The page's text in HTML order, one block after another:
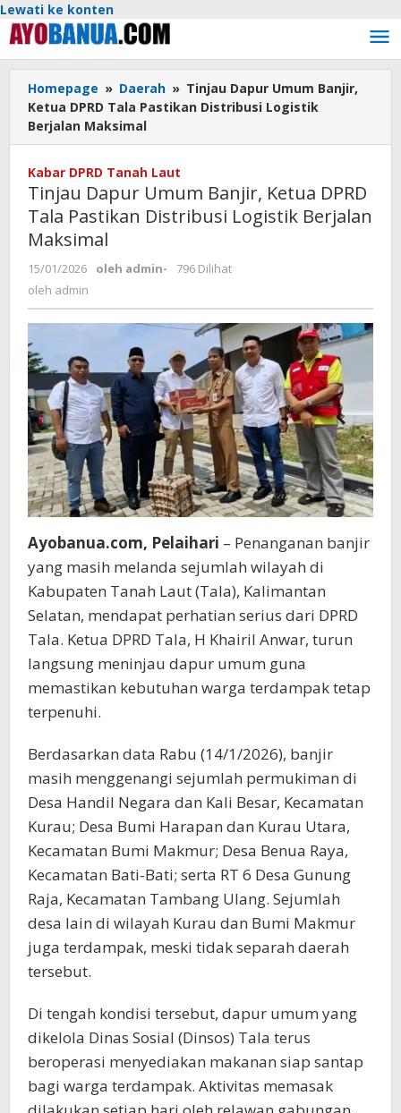
Lewati ke konten
Homepage » Daerah » Tinjau Dapur Umum Banjir,
Ketua DPRD Tala Pastikan Distribusi Logistik
Berjalan Maksimal
Kabar DPRD Tanah Laut
Tinjau Dapur Umum Banjir, Ketua DPRD
Tala Pastikan Distribusi Logistik Berjalan
Maksimal
15/01/2026 oleh admin-
796 Dilihat
oleh admin
Ayobanua.com, Pelaihari – Penanganan banjir
yang masih melanda sejumlah wilayah di
Kabupaten Tanah Laut (Tala), Kalimantan
Selatan, mendapat perhatian serius dari DPRD
Tala. Ketua DPRD Tala, H Khairil Anwar, turun
langsung meninjau dapur umum guna
memastikan kebutuhan warga terdampak tetap
terpenuhi.
Berdasarkan data Rabu (14/1/2026), banjir
masih menggenangi sejumlah permukiman di
Desa Handil Negara dan Kali Besar, Kecamatan
Kurau; Desa Bumi Harapan dan Kurau Utara,
Kecamatan Bumi Makmur; Desa Benua Raya,
Kecamatan Bati-Bati; serta RT 6 Desa Gunung
Raja, Kecamatan Tambang Ulang. Sejumlah
desa lain di wilayah Kurau dan Bumi Makmur
juga terdampak, meski tidak separah daerah
tersebut.
Di tengah kondisi tersebut, dapur umum yang
dikelola Dinas Sosial (Dinsos) Tala terus
beroperasi menyediakan makanan siap santap
bagi warga terdampak. Aktivitas memasak